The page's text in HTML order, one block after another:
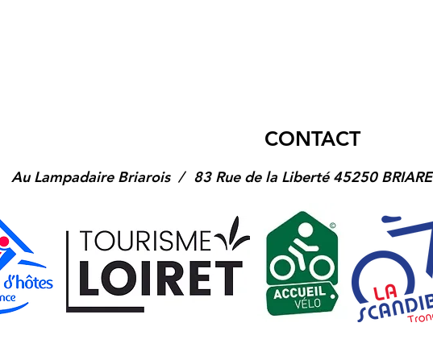
CONTACT
83 Rue de la Liberté 45250 BRIARE
Au Lampadaire Briarois /